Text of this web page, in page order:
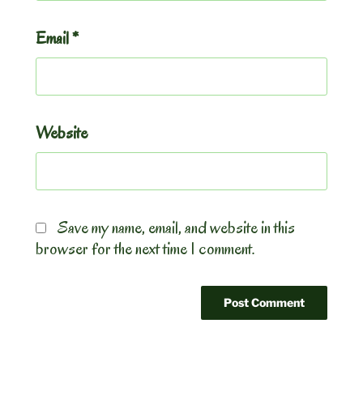
Email*
Website
Save my name, email, and website in this
browser for the next time I comment.